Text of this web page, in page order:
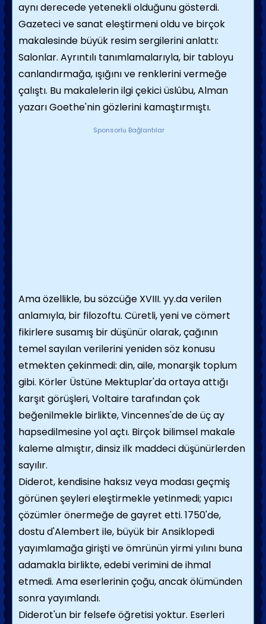
aynı derecede yetenekli olduğunu gösterdi.
Gazeteci ve sanat eleştirmeni oldu ve birçok
makalesinde büyük resim sergilerini anlattı:
Salonlar. Ayrıntılı tanımlamalarıyla, bir tabloyu
canlandırmağa, ışığını ve renklerini vermeğe
çalıştı. Bu makalelerin ilgi çekici üslûbu, Alman
yazarı Goethe'nin gözlerini kamaştırmıştı.
Sponsorlu Bağlantılar
Ama özellikle, bu sözcüğe XVIII. yy.da verilen
anlamıyla, bir filozoftu. Cüretli, yeni ve cömert
fikirlere susamış bir düşünür olarak, çağının
temel sayılan verilerini yeniden söz konusu
etmekten çekinmedi: din, aile, monarşik toplum
gibi. Körler Üstüne Mektuplar'da ortaya attığı
karşıt görüşleri, Voltaire tarafından çok
beğenilmekle birlikte, Vincennes'de de üç ay
hapsedilmesine yol açtı. Birçok bilimsel makale
kaleme almıştır, dinsiz ilk maddeci düşünürlerden
sayılır.
Diderot, kendisine haksız veya modası geçmiş
görünen şeyleri eleştirmekle yetinmedi; yapıcı
çözümler önermeğe de gayret etti. 1750'de,
dostu d'Alembert ile, büyük bir Ansiklopedi
yayımlamağa girişti ve ömrünün yirmi yılını buna
adamakla birlikte, edebi verimini de ihmal
etmedi. Ama eserlerinin çoğu, ancak ölümünden
sonra yayımlandı.
Diderot'un bir felsefe öğretisi yoktur. Eserleri